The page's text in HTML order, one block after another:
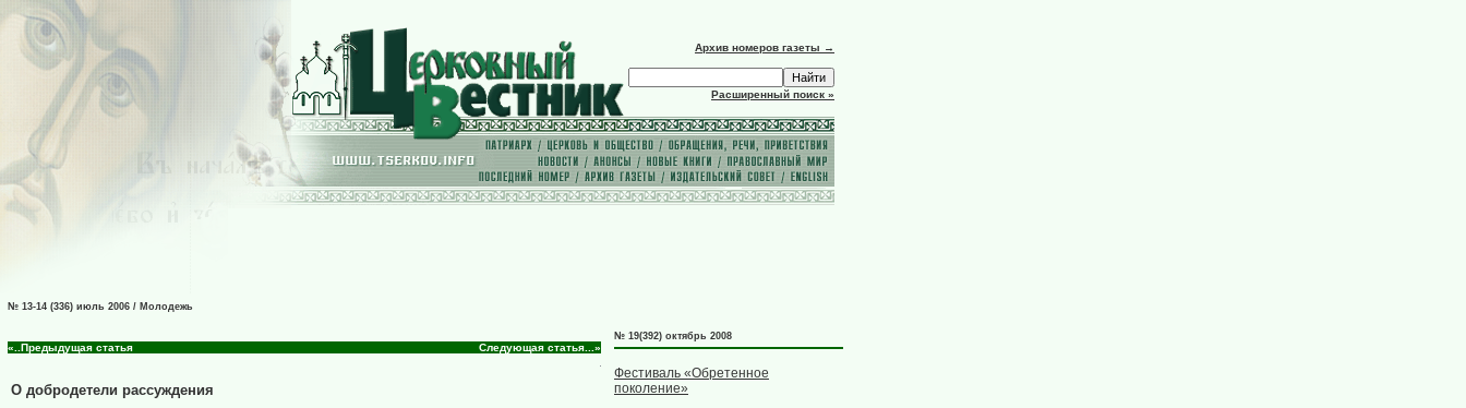
Архив номеров газеты →
Расширенный поиск »
№ 13-14 (336) июль 2006 / Молодежь
«..Предыдущая статья Следующая статья...»
О добродетели рассуждения
№ 19(392) октябрь 2008
Фестиваль «Обретенное
поколение»